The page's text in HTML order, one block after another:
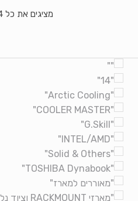
מציגים את כל ⁦14⁩ התוצאות
Brands Carousel